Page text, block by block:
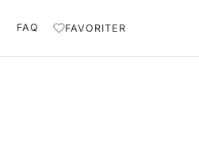
FAQ FAVORITER